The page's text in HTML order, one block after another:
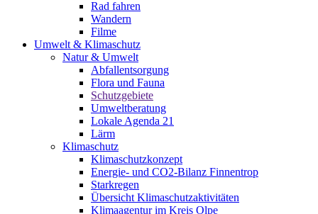
Rad fahren
Wandern
Filme
Umwelt & Klimaschutz
Natur & Umwelt
Abfallentsorgung
Flora und Fauna
Schutzgebiete
Umweltberatung
Lokale Agenda 21
Lärm
Klimaschutz
Klimaschutzkonzept
Energie- und CO2-Bilanz Finnentrop
Starkregen
Übersicht Klimaschutzaktivitäten
Klimaagentur im Kreis Olpe